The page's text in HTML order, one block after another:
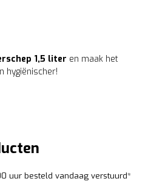
1,5 liter en maak het
hygiënischer!
uur besteld vandaag verstuurd*